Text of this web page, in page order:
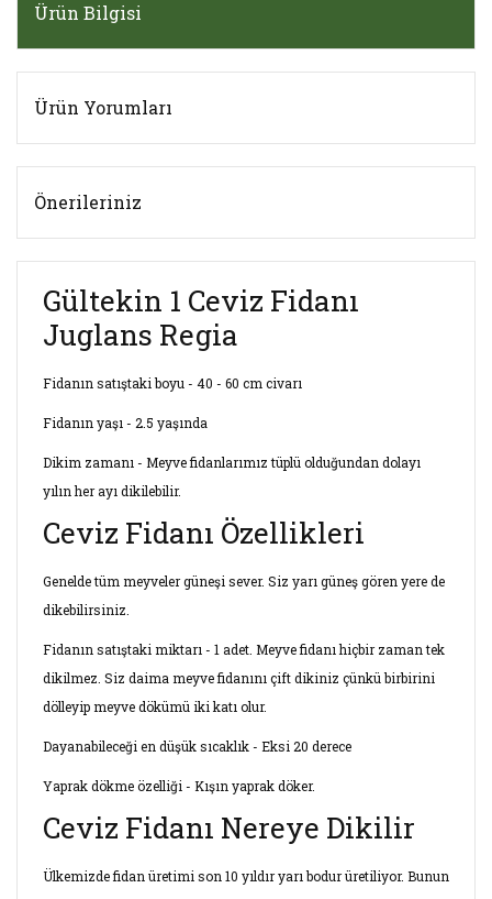
Ürün Bilgisi
Ürün Yorumları
Önerileriniz
Gültekin 1 Ceviz Fidanı
Juglans Regia
Fidanın satıştaki boyu - 40 - 60 cm civarı
Fidanın yaşı - 2.5 yaşında
Dikim zamanı - Meyve fidanlarımız tüplü olduğundan dolayı
yılın her ayı dikilebilir.
Ceviz Fidanı Özellikleri
Genelde tüm meyveler güneşi sever. Siz yarı güneş gören yere de
dikebilirsiniz.
Fidanın satıştaki miktarı - 1 adet. Meyve fidanı hiçbir zaman tek
dikilmez. Siz daima meyve fidanını çift dikiniz çünkü birbirini
dölleyip meyve dökümü iki katı olur.
Dayanabileceği en düşük sıcaklık - Eksi 20 derece
Yaprak dökme özelliği - Kışın yaprak döker.
Ceviz Fidanı Nereye Dikilir
Ülkemizde fidan üretimi son 10 yıldır yarı bodur üretiliyor. Bunun